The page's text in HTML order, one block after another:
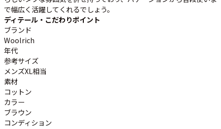
古着コラム
メディア・イベント情報
Youtube 古着屋Rush Out チャンネル
スタッフコーディネート
で幅広く活躍してくれるでしょう。
ディテール・こだわりポイント
ブランド
Woolrich
年代
参考サイズ
メンズXL相当
素材
コットン
カラー
ブラウン
コンディション